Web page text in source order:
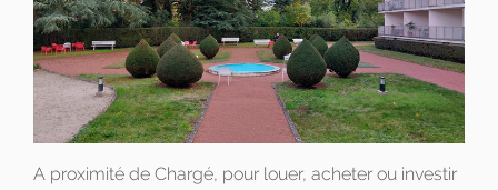
A proximité de Chargé, pour louer, acheter ou investir